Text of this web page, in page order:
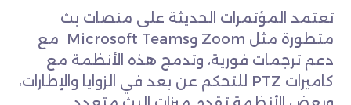
تعتمد المؤتمرات الحديثة على منصات بث
متطورة مثل Zoom وMicrosoft Teams مع
دعم ترجمات فورية، وتدمج هذه الأنظمة مع
كاميرات PTZ للتحكم عن بعد في الزوايا والإطارات،